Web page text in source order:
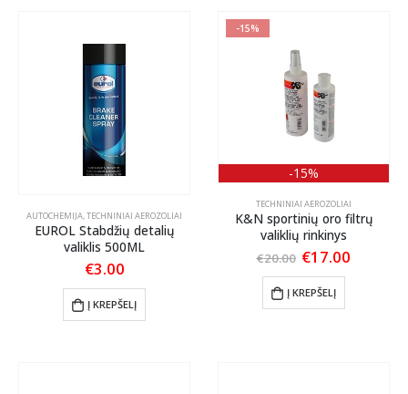
AUTOCHEMIJA,TECHNINIAI AEROZOLIAI
EUROL Stabdžių detalių
valiklis 500ML
€3.00
Į KREPŠELĮ
-15%
-15%
TECHNINIAI AEROZOLIAI
K&N sportinių oro filtrų
valiklių rinkinys
€20.00 Original
was:
€20.00.
€17.00
Į KREPŠELĮ